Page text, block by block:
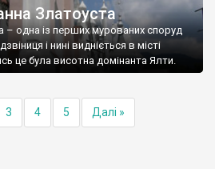
Златоуста
– одна із перших мурованих споруд
і нині видніється в місті
це була висотна домінанта Ялти.
3 4 5 Далі »